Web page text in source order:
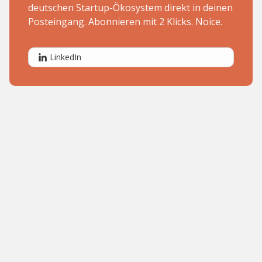
deutschen Startup-Ökosystem direkt in deinen
Posteingang. Abonnieren mit 2 Klicks. Noice.
LinkedIn